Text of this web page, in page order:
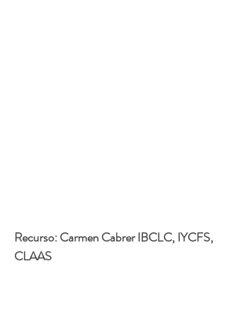
Recurso: Carmen Cabrer IBCLC, IYCFS,
CLAAS